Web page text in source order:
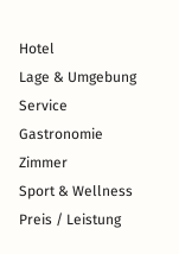
Hotel
Lage & Umgebung
Service
Gastronomie
Zimmer
Sport & Wellness
Preis / Leistung